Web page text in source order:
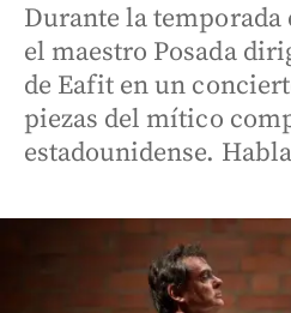
Durante la temporada
el maestro Posada
de Eafit en un
piezas del mítico
estadounidense.